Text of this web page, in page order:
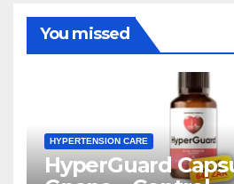
You missed
HYPERTENSION CARE
HyperGuard